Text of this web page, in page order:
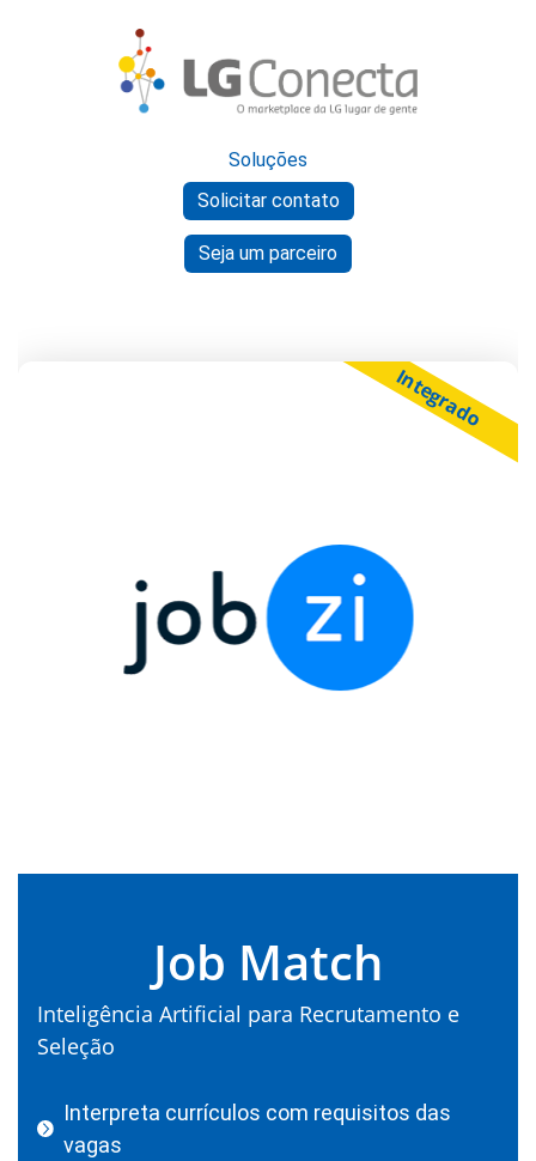
Soluções
Solicitar contato
Seja um parceiro
Integrado
Job Match
Inteligência Artificial para Recrutamento e
Seleção
Interpreta currículos com requisitos das
vagas